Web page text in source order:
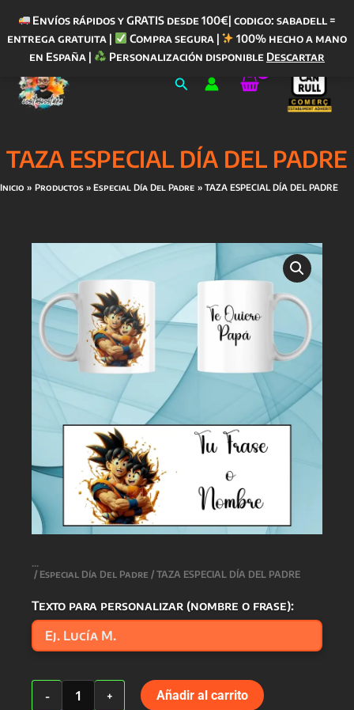
Envíos rápidos y GRATIS desde 100€| codigo: sabadell =
entrega gratuita |
Compra segura |
100% hecho a mano
en España |
Personalización disponible Descartar
contenido
Buscar
TAZA ESPECIAL DÍA DEL PADRE
Inicio Productos Especial Día Del Padre TAZA ESPECIAL DÍA DEL PADRE
/ Especial Día Del Padre / TAZA ESPECIAL DÍA DEL PADRE
Texto para personalizar (nombre o frase):
-
TAZA
ESPECIAL
+ Añadir al carrito